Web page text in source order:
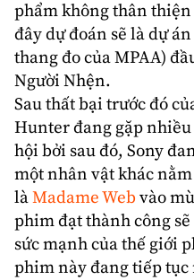
phẩm không thân
đây dự đoán sẽ là dự
thang đo của MPAA)
Người Nhện.
Sau thất bại trước đó
Hunter đang gặp
hội bởi sau đó, Sony
một nhân vật khác
làMadame Web vào
phim đạt thành công
sức mạnh của thế giới
phim này đang tiếp tục